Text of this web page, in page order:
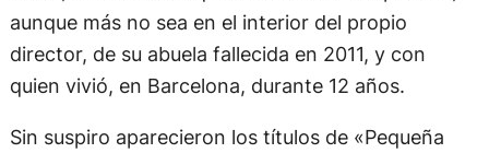
aunque más no sea en el interior del propio
director, de su abuela fallecida en 2011, y con
quien vivió, en Barcelona, durante 12 años.
Sin suspiro aparecieron los títulos de «Pequeña